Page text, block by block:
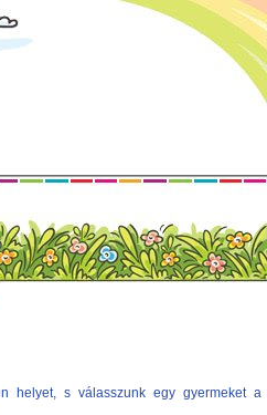
helyet, s válasszunk egy gyermeket a